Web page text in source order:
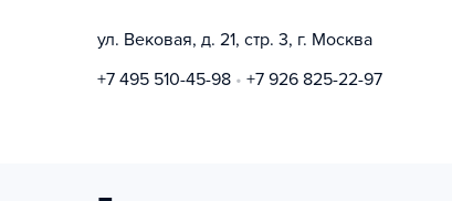
ул. Вековая, д. 21, стр. 3, г. Москва
+7 495 510-45-98
+7 926 825-22-97